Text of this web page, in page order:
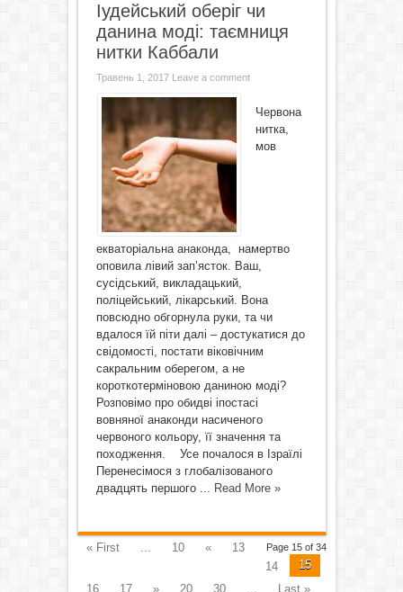
Іудейський оберіг чи
данина моді: таємниця
нитки Каббали
Травень 1, 2017 Leave a comment
Червона
нитка,
мов
екваторіальна анаконда, намертво
оповила лівий зап’ясток. Ваш,
сусідський, викладацький,
поліцейський, лікарський. Вона
повсюдно обгорнула руки, та чи
вдалося їй піти далі – достукатися до
свідомості, постати віковічним
сакральним оберегом, а не
короткотерміновою даниною моді?
Розповімо про обидві іпостасі
вовняної анаконди насиченого
червоного кольору, її значення та
походження. Усе почалося в Ізраїлі
Перенесімося з глобалізованого
двадцять першого ... Read More »
Page 15 of 34
« First ... 10 «
13
14
15
16
17 » 20 30 ... Last »